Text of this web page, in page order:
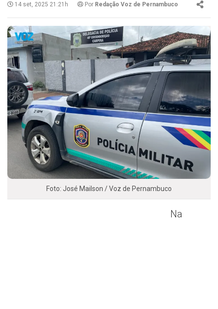
14 set, 2025 21:21h Por Redação Voz de Pernambuco
Foto: José Mailson / Voz de Pernambuco
Na